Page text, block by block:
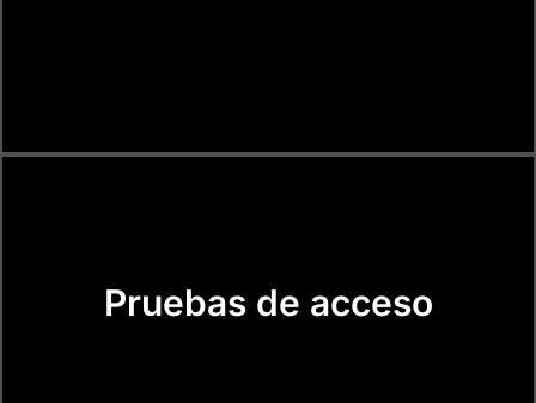
Pruebas de acceso